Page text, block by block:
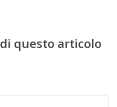
questo articolo